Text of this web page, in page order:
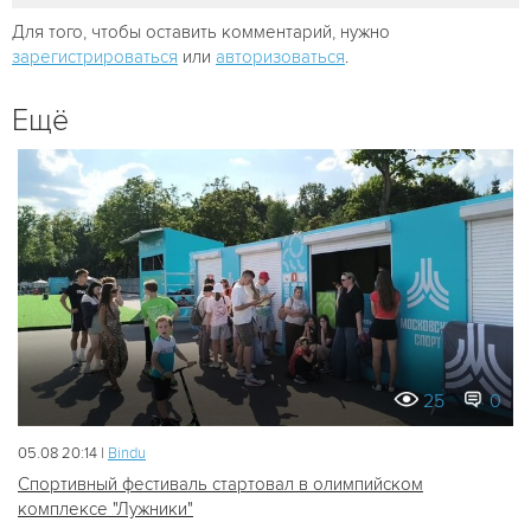
Для того, чтобы оставить комментарий, нужно
зарегистрироваться или авторизоваться
Ещё
25 0
05.08 20:14 | Bindu
Спортивный фестиваль стартовал в олимпийском
комплексе "Лужники"